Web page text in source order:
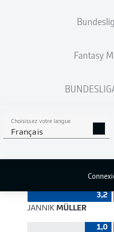
Fantasy
Choisissez votre langue
Français
0.3
582
74 %
EFFICACITÉ
3,2
JANNIK MÜLLER
1,0